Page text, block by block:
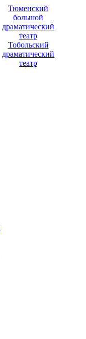
Тюменский
большой
драматический
театр
Тобольский
драматический
театр